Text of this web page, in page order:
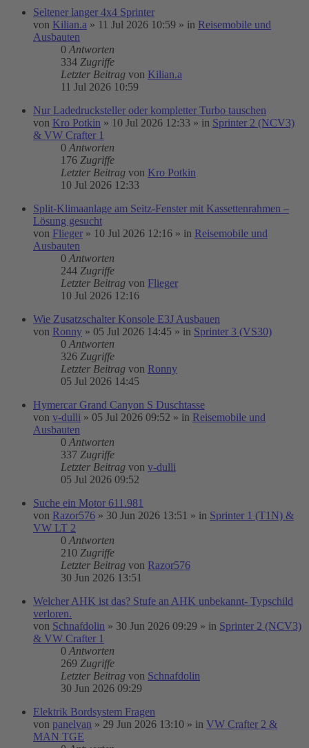
Seltener langer 4x4 Sprinter
von Kilian.a » 11 Jul 2026 10:59 » in Reisemobile und
Ausbauten
0 Antworten
334 Zugriffe
Letzter Beitrag von Kilian.a
11 Jul 2026 10:59
Nur Ladedrucksteller oder kompletter Turbo tauschen
von Kro Potkin » 10 Jul 2026 12:33 » in Sprinter 2 (NCV3)
& VW Crafter 1
0 Antworten
176 Zugriffe
Letzter Beitrag von Kro Potkin
10 Jul 2026 12:33
Split-Klimaanlage am Seitz-Fenster mit Kassettenrahmen –
Lösung gesucht
von Flieger » 10 Jul 2026 12:16 » in Reisemobile und
Ausbauten
0 Antworten
244 Zugriffe
Letzter Beitrag von Flieger
10 Jul 2026 12:16
Wie Zusatzschalter Konsole E3J Ausbauen
von Ronny » 05 Jul 2026 14:45 » in Sprinter 3 (VS30)
0 Antworten
326 Zugriffe
Letzter Beitrag von Ronny
05 Jul 2026 14:45
Hymercar Grand Canyon S Duschtasse
von v-dulli » 05 Jul 2026 09:52 » in Reisemobile und
Ausbauten
0 Antworten
337 Zugriffe
Letzter Beitrag von v-dulli
05 Jul 2026 09:52
Suche ein Motor 611.981
von Razor576 » 30 Jun 2026 13:51 » in Sprinter 1 (T1N) &
VW LT 2
0 Antworten
210 Zugriffe
Letzter Beitrag von Razor576
30 Jun 2026 13:51
Welcher AHK ist das? Stufe an AHK unbekannt- Typschild
verloren.
von Schnafdolin » 30 Jun 2026 09:29 » in Sprinter 2 (NCV3)
& VW Crafter 1
0 Antworten
269 Zugriffe
Letzter Beitrag von Schnafdolin
30 Jun 2026 09:29
Elektrik Bordsystem Fragen
von panelvan » 29 Jun 2026 13:10 » in VW Crafter 2 &
MAN TGE